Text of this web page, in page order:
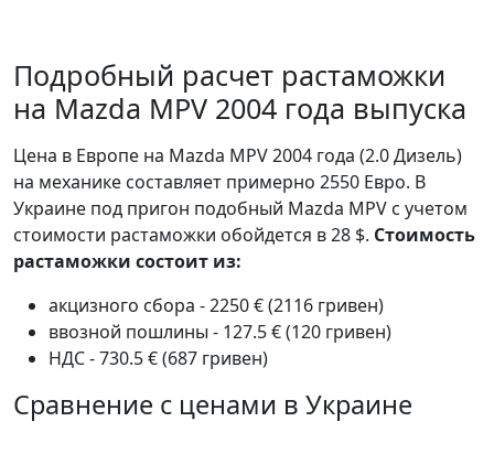
Подробный расчет растаможки
на Mazda MPV 2004 года выпуска
Цена в Европе на Mazda MPV 2004 года (2.0 Дизель)
на механике составляет примерно 2550 Евро. В
Украине под пригон подобный Mazda MPV с учетом
стоимости растаможки обойдется в 28 $. Стоимость
растаможки состоит из:
акцизного сбора - 2250 € (2116 гривен)
ввозной пошлины - 127.5 € (120 гривен)
НДС - 730.5 € (687 гривен)
Сравнение с ценами в Украине